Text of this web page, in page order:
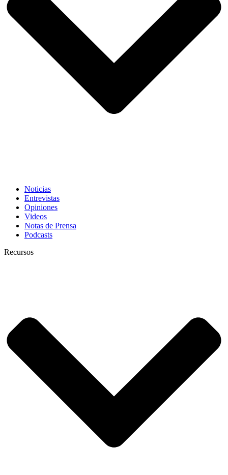
Noticias
Entrevistas
Opiniones
Videos
Notas de Prensa
Podcasts
Recursos